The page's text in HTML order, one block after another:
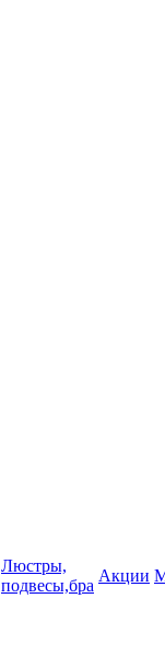
Люстры,
подвесы,бра
Акции